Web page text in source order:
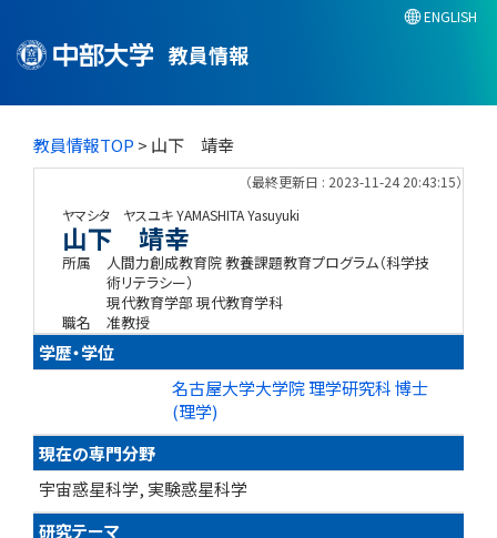
教員情報
ENGLISH
教員情報TOP > 山下 靖幸
（最終更新日 : 2023-11-24 20:43:15）
ヤマシタ ヤスユキYAMASHITA Yasuyuki
山下 靖幸
所属
人間力創成教育院 教養課題教育プログラム（科学技
術リテラシー）
現代教育学部 現代教育学科
職名
准教授
学歴・学位
名古屋大学大学院 理学研究科 博士
(理学)
現在の専門分野
宇宙惑星科学, 実験惑星科学
研究テーマ